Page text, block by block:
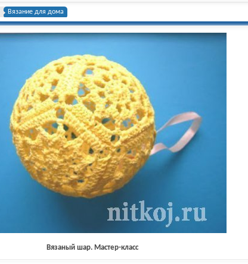
Вязание для дома
Вязаный шар. Мастер-класс